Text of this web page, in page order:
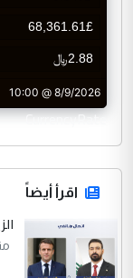
CurrencyRate
اقرأ أيضاً
منذ